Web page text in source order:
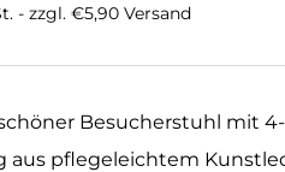
- zzgl. €5,90 Versand
Besucherstuhl mit 4-
aus pflegeleichtem